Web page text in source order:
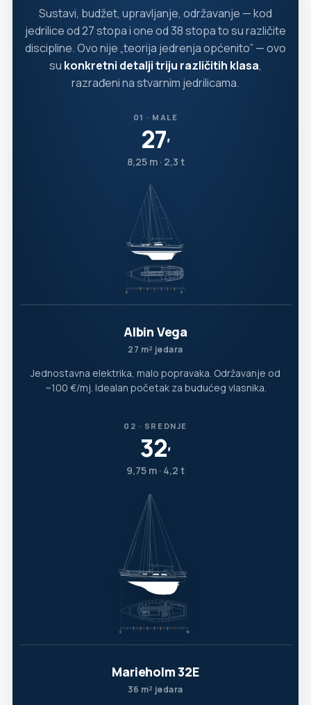
Sustavi, budžet, upravljanje, održavanje — kod
jedrilice od 27 stopa i one od 38 stopa to su različite
discipline. Ovo nije „teorija jedrenja općenito” — ovo
su konkretni detalji triju različitih klasa,
razrađeni na stvarnim jedrilicama.
01 · MALE
27′
8,25 m · 2,3 t
Albin Vega
27 m² jedara
Jednostavna elektrika, malo popravaka. Održavanje od
~100 €/mj. Idealan početak za budućeg vlasnika.
02 · SREDNJE
32′
9,75 m · 4,2 t
Marieholm 32E
36 m² jedara